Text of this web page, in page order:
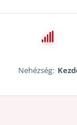
Nehézség: